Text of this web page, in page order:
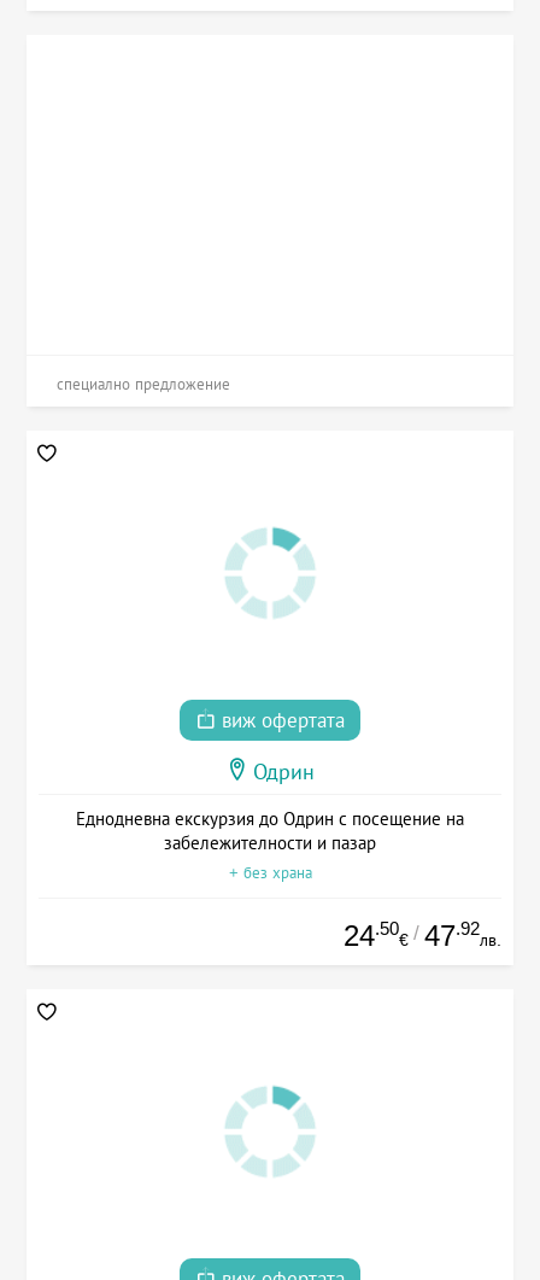
специално предложение
виж офертата
Одрин
Еднодневна екскурзия до Одрин с посещение на
забележителности и пазар
+ без храна
24.50
€ / 47.92
лв.